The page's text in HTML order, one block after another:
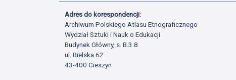
Adres do korespondencji:
Archiwum Polskiego Atlasu Etnograficznego
Wydział Sztuki i Nauk o Edukacji
Budynek Główny, s. B.3.8
ul. Bielska 62
43-400 Cieszyn